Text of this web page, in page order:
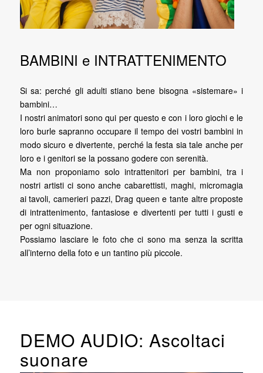
BAMBINI e INTRATTENIMENTO
Si sa: perché gli adulti stiano bene bisogna «sistemare» i
bambini…
I nostri animatori sono qui per questo e con i loro giochi e le
loro burle sapranno occupare il tempo dei vostri bambini in
modo sicuro e divertente, perché la festa sia tale anche per
loro e i genitori se la possano godere con serenità.
Ma non proponiamo solo intrattenitori per bambini, tra i
nostri artisti ci sono anche cabarettisti, maghi, micromagia
ai tavoli, camerieri pazzi, Drag queen e tante altre proposte
di intrattenimento, fantasiose e divertenti per tutti i gusti e
per ogni situazione.
Possiamo lasciare le foto che ci sono ma senza la scritta
all’interno della foto e un tantino più piccole.
DEMO AUDIO: Ascoltaci
suonare